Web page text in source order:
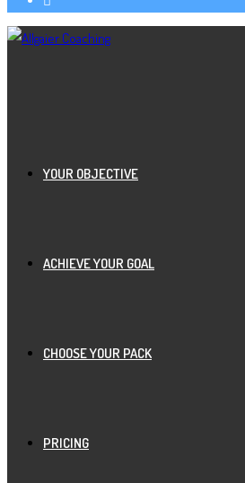
YOUR OBJECTIVE
ACHIEVE YOUR GOAL
CHOOSE YOUR PACK
PRICING